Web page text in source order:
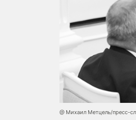
@ Михаил Метцель/пресс-